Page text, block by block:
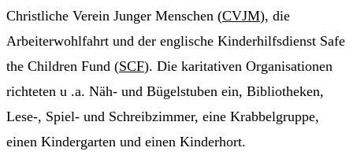
Christliche Verein Junger Menschen (CVJM), die
Arbeiterwohlfahrt und der englische Kinderhilfsdienst Safe
the Children Fund (SCF). Die karitativen Organisationen
richteten u .a. Näh- und Bügelstuben ein, Bibliotheken,
Lese-, Spiel- und Schreibzimmer, eine Krabbelgruppe,
einen Kindergarten und einen Kinderhort.